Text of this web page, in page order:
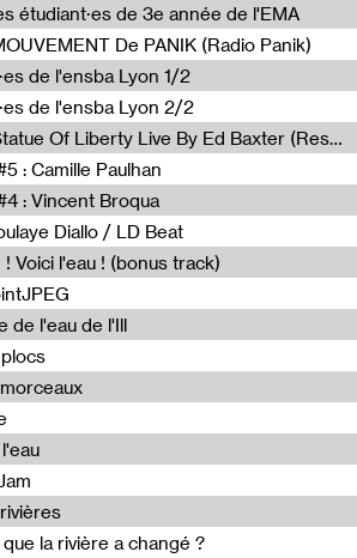
étudiant·es de 3e année de l'EMA
De PANIK (Radio Panik)
de l'ensba Lyon 1/2
de l'ensba Lyon 2/2
Radia Show #1088 : Statue Of Liberty Live By Ed Baxter (Resonance)
: Camille Paulhan
: Vincent Broqua
Diallo / LD Beat
! Voici l'eau ! (bonus track)
de l'eau de l'Ill
la rivière a changé ?